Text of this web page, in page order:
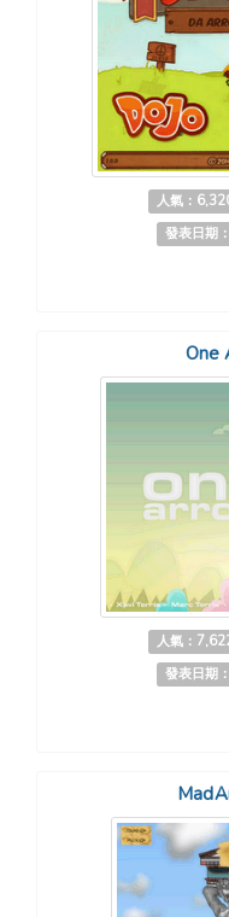
人氣：
發表日期
One
人氣：
發表日期